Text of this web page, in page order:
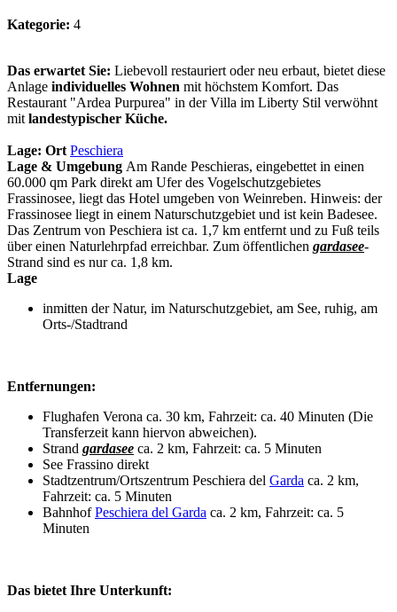
Kategorie: 4
Das erwartet Sie: Liebevoll restauriert oder neu erbaut, bietet diese
Anlage individuelles Wohnen mit höchstem Komfort. Das
Restaurant "Ardea Purpurea" in der Villa im Liberty Stil verwöhnt
mit landestypischer Küche.
Lage: Ort Peschiera
Lage & Umgebung Am Rande Peschieras, eingebettet in einen
60.000 qm Park direkt am Ufer des Vogelschutzgebietes
Frassinosee, liegt das Hotel umgeben von Weinreben. Hinweis: der
Frassinosee liegt in einem Naturschutzgebiet und ist kein Badesee.
Das Zentrum von Peschiera ist ca. 1,7 km entfernt und zu Fuß teils
über einen Naturlehrpfad erreichbar. Zum öffentlichen gardasee-
Strand sind es nur ca. 1,8 km.
Lage
inmitten der Natur, im Naturschutzgebiet, am See, ruhig, am
Orts-/Stadtrand
Entfernungen:
Flughafen Verona ca. 30 km, Fahrzeit: ca. 40 Minuten (Die
Transferzeit kann hiervon abweichen).
Strand gardasee ca. 2 km, Fahrzeit: ca. 5 Minuten
See Frassino direkt
Stadtzentrum/Ortszentrum Peschiera del Garda ca. 2 km,
Fahrzeit: ca. 5 Minuten
BahnhofPeschiera del Garda ca. 2 km, Fahrzeit: ca. 5
Minuten
Das bietet Ihre Unterkunft: